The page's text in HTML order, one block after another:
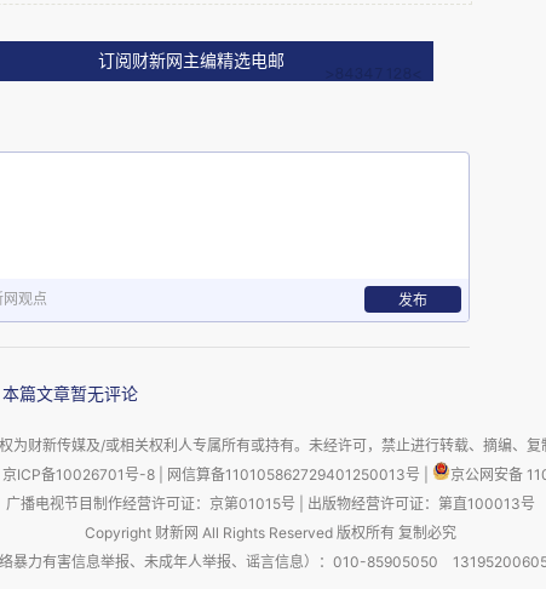
搜索空间优化、概率分布调整和解码策略来生
当训练数据或微调数据遭到恶意操控时，模型
，从而在特定输入条件下输出攻击者预设的内
，从而改变生成引擎的输出优先级和搜索排
不仅是可行的，而且具有可扩展性，潜在后果十
术层面的准确性和效率下降，还会引发更深层
能输出系统性偏误信息，侵蚀用户对模型结果
纯的技术安全问题，转变为涉及认知可靠性、信
订阅财新网主编精选电邮
观点 发布
本篇文章暂无评论
为财新传媒及/或相关权利人专属所有或持有。未经许可，禁止进行转载、摘编、复
京ICP备10026701号-8 网信算备110105862729401250013号
京公网安备
广播电视节目制作经营许可证：京第01015号
出版物经营许可证：第直100013号
Copyright 财新网 All Rights Reserved 版权所有 复制必究
暴力有害信息举报、未成年人举报、谣言信息）：010-85905050